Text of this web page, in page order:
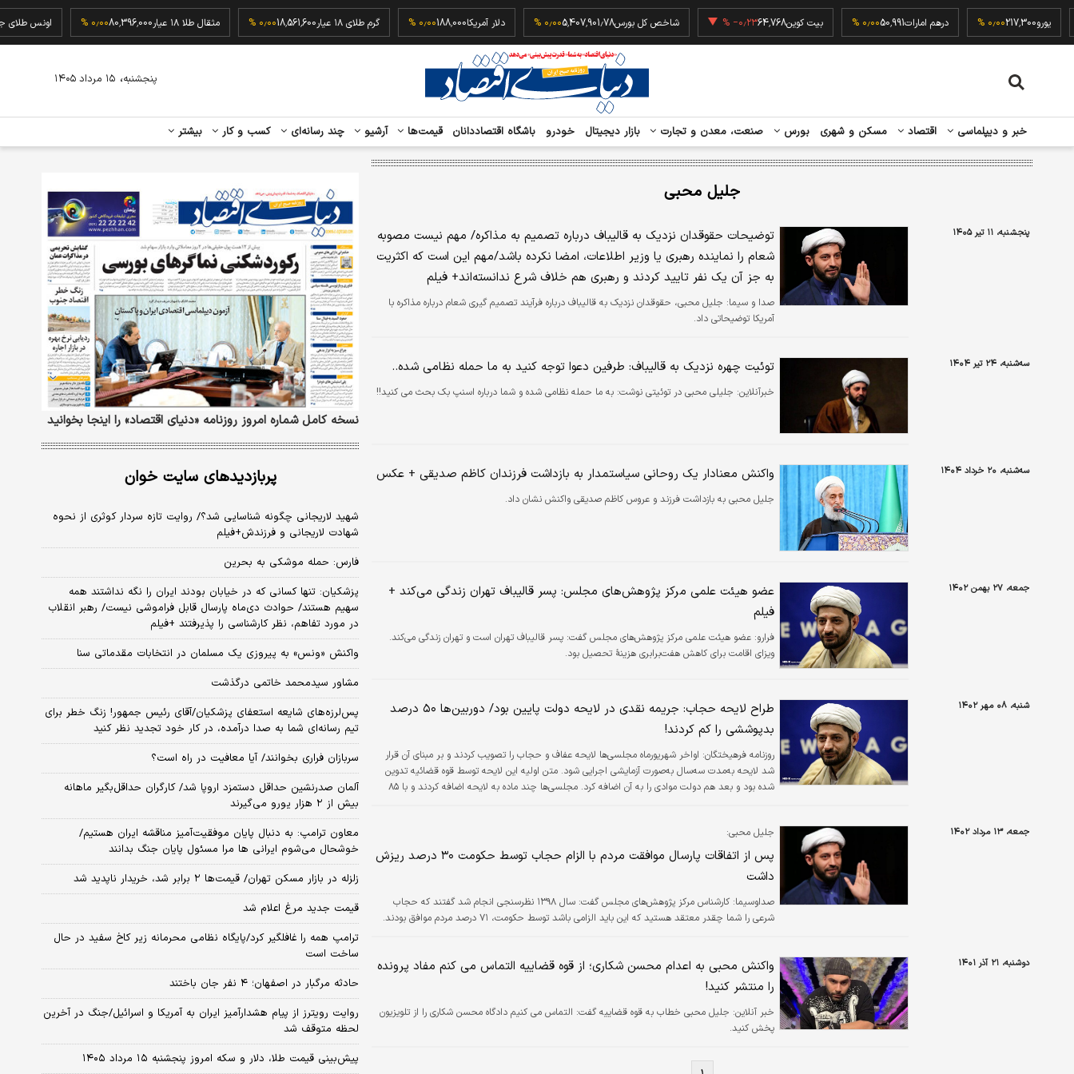
یورو217,300۰٫۰۰ % درهم امارات50,991۰٫۰۰ % بیت کوین64,768 ‎−۰٫۲۳ % شاخص کل بورس5,407,901.78۰٫۰۰ % دلار آمریکا188,000۰٫۰۰ % گرم طلای ۱۸ عیار 18,561,600۰٫۰۰ % مثقال طلا ۱۸ عیار 80,396,000۰٫۰۰ % اونس
خبر و دیپلماسی اقتصاد مسکن و شهری بورس صنعت، معدن و تجارت بازار دیجیتال خودرو باشگاه اقتصاددانان قیمت‌ها آرشیو چند رسانه‌ای کسب و کار بیشتر
پنجشنبه، ۱۵ مرداد ۱۴۰۵
جلیل محبی
پنجشنبه، ۱۱ تیر ۱۴۰۵
توضیحات حقوقدان نزدیک به قالیباف درباره تصمیم به مذاکره/ مهم نیست مصوبه
شعام را نماینده رهبری یا وزیر اطلاعات، امضا نکرده باشد/مهم این است که اکثریت
به جز آن یک نفر تایید کردند و رهبری هم خلاف شرع ندانسته‌اند+ فیلم
صدا و سیما: جلیل محبی، حقوقدان نزدیک به قالیباف درباره فرآیند تصمیم گیری شعام درباره مذاکره با
آمریکا توضیحاتی داد.
سه‌شنبه، ۲۴ تیر ۱۴۰۴ توئیت چهره نزدیک به قالیباف: طرفین دعوا توجه کنید به ما حمله نظامی شده..
خبرآنلاین: جلیلی محبی در توئیتی نوشت: به ما حمله نظامی شده و شما درباره اسنپ بک بحث می کنید!!
سه‌شنبه، ۲۰ خرداد ۱۴۰۴ واکنش معنادار یک روحانی سیاستمدار به بازداشت فرزندان کاظم صدیقی + عکس
جلیل محبی به بازداشت فرزند و عروس کاظم صدیقی واکنش نشان داد.
جمعه، ۲۷ بهمن ۱۴۰۲
عضو هیئت علمی مرکز پژوهش‌های مجلس: پسر قالیباف تهران زندگی می‌کند +
فیلم
فرارو: عضو هیئت علمی مرکز پژوهش‌های مجلس گفت: پسر قالیباف تهران است و تهران زندگی می‌کند.
ویزای اقامت برای کاهش هفت‌برابری هزینهٔ تحصیل بود.
شنبه، ۰۸ مهر ۱۴۰۲
طراح لایحه حجاب: جریمه نقدی در لایحه دولت پایین بود/ دوربین‌ها ۵۰ درصد
بدپوششی را کم کردند!
روزنامه فرهیختگان: اواخر شهریورماه مجلسی‌ها لایحه عفاف و حجاب را تصویب کردند و بر مبنای آن قرار
شد لایحه به‌مدت سه‌سال به‌صورت آزمایشی اجرایی شود. متن اولیه این لایحه توسط قوه قضائیه تدوین
شده بود و بعد هم دولت موادی را به آن اضافه کرد. مجلسی‌ها چند ماده به لایحه اضافه کردند و با ۸۵
زیادی به همراه داشته است.
جمعه، ۱۳ مرداد ۱۴۰۲ جلیل محبی:
پس از اتفاقات پارسال موافقت مردم با الزام حجاب توسط حکومت ۳۰ درصد ریزش
داشت
صداوسیما:
کارشناس مرکز پژوهش‌های مجلس گفت: سال ۱۳۹۸ نظرسنجی انجام شد گفتند که حجاب
شرعی را شما چقدر معتقد هستید که این باید الزامی باشد توسط حکومت، ۷۱ درصد مردم موافق بودند.
دوشنبه، ۲۱ آذر ۱۴۰۱
واکنش محبی به اعدام محسن شکاری؛ از قوه قضاییه التماس می کنم مفاد پرونده
را منتشر کنید!
خبر آنلاین: جلیل محبی خطاب به قوه قضاییه گفت: التماس می کنیم دادگاه محسن شکاری را از تلویزیون
پخش کنید.
نسخه کامل شماره امروز روزنامه «دنیای‌ اقتصاد» را اینجا بخوانید
پربازدیدهای سایت خوان
شهید لاریجانی چگونه شناسایی شد؟/ روایت تازه سردار کوثری از نحوه
شهادت لاریجانی و فرزندش+فیلم
فارس: حمله موشکی به بحرین
پزشکیان: تنها کسانی که در خیابان بودند ایران را نگه نداشتند همه
سهیم هستند/ حوادث دی‌ماه پارسال قابل فراموشی نیست/ رهبر انقلاب
در مورد تفاهم، نظر کارشناسی را پذیرفتند +فیلم
واکنش «ونس» به پیروزی یک مسلمان در انتخابات مقدماتی سنا
مشاور سیدمحمد خاتمی درگذشت
پس‌لرزه‌های شایعه استعفای پزشکیان/آقای رئیس جمهور! زنگ خطر برای
تیم رسانه‌ای شما به صدا درآمده، در کار خود تجدید نظر کنید
سربازان فراری بخوانند/ آیا معافیت در راه است؟
آلمان صدرنشین حداقل دستمزد اروپا شد/ کارگران حداقل‌بگیر ماهانه
بیش از ۲ هزار یورو می‌گیرند
معاون ترامپ: به دنبال پایان موفقیت‌آمیز مناقشه ایران هستیم/
خوشحال می‌شوم ایرانی ها مرا مسئول پایان جنگ بدانند
زلزله در بازار مسکن تهران/ قیمت‌ها ۲ برابر شد، خریدار ناپدید شد
قیمت جدید مرغ اعلام شد
ترامپ همه را غافلگیر کرد/پایگاه نظامی محرمانه زیر کاخ سفید در حال
ساخت است
حادثه مرگبار در اصفهان؛ ۴ نفر جان باختند
روایت رویترز از پیام هشدارآمیز ایران به آمریکا و اسرائیل/جنگ در آخرین
لحظه متوقف شد
پیش‌بینی قیمت طلا، دلار و سکه امروز پنجشنبه ۱۵ مرداد ۱۴۰۵